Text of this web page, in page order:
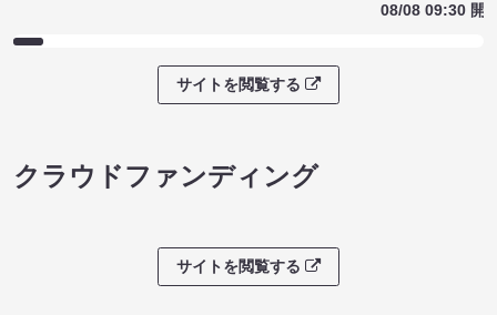
08/08 09:30 開
サイトを閲覧する
クラウドファンディング
サイトを閲覧する